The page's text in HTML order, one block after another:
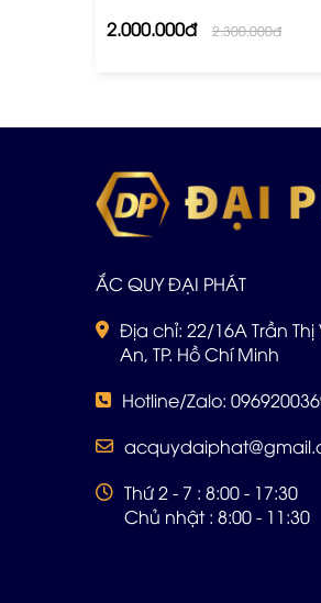
2.000.000đ 2.300.000đ
ẮC QUY ĐẠI PHÁT
Địa chỉ: 22/16A Trần Thị
An, TP. Hồ Chí Minh
Hotline/Zalo:
Thứ 2 - 7 : 8:00 - 17:30
Chủ nhật : 8:00 - 11:30